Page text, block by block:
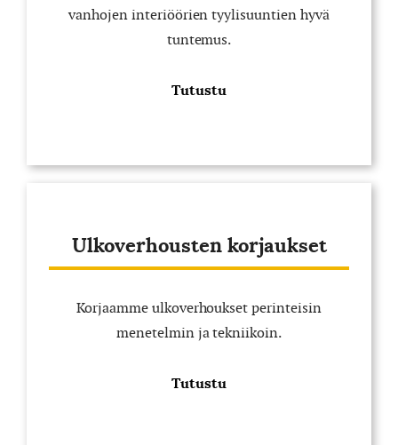
vanhojen interiöörien tyylisuuntien hyvä
tuntemus.
Tutustu
Ulkoverhousten korjaukset
Korjaamme ulkoverhoukset perinteisin
menetelmin ja tekniikoin.
Tutustu